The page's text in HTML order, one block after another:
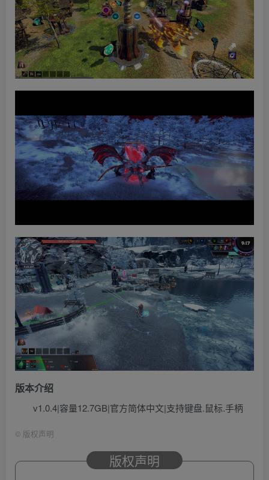
版本介绍
v1.0.4|容量12.7GB|官方简体中文|支持键盘.鼠标.手柄
© 版权声明
版权声明